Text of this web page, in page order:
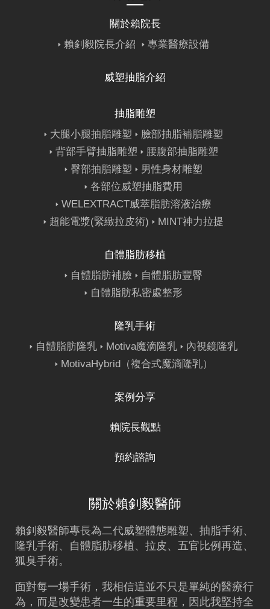
關於賴院長
賴釗毅院長介紹
專業醫療設備
威塑抽脂介紹
抽脂雕塑
大腿小腿抽脂雕塑
臉部抽脂補脂雕塑
背部手臂抽脂雕塑
腰腹部抽脂雕塑
臀部抽脂雕塑
男性身材雕塑
各部位威塑抽脂費用
WELEXTRACT威萃脂肪溶液治療
超能電漿(緊緻拉皮術)
MINT神力拉提
自體脂肪移植
自體脂肪補臉
自體脂肪豐臀
自體脂肪私密處整形
隆乳手術
自體脂肪隆乳
Motiva魔滴隆乳
內視鏡隆乳
MotivaHybrid（複合式魔滴隆乳）
案例分享
賴院長觀點
預約諮詢
關於賴釗毅醫師
賴釗毅醫師專長為二代威塑體態雕塑、 抽脂手術、
隆乳手術、 自體脂肪移植、拉皮、五官比例再造、
狐臭手術。
面對每一場手術，我相信這並不只是單純的醫療行
為，而是改變患者一生的重要里程，因此我堅持全